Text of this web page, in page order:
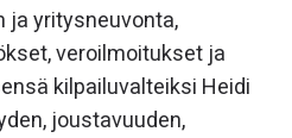
ja yritysneuvonta,
veroilmoitukset ja
kilpailuvalteiksi Heidi
joustavuuden,